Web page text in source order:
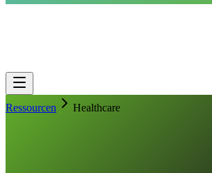
Ressourcen Healthcare